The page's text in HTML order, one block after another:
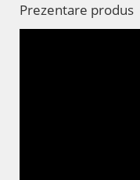
Prezentare produs